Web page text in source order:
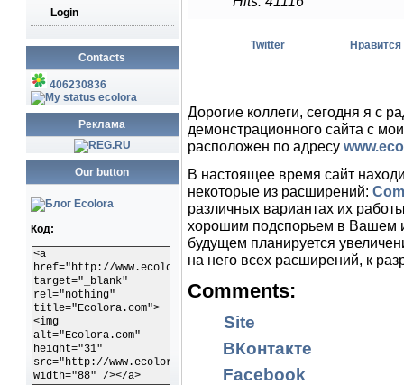
Login
Contacts
406230836
ecolora
Реклама
Our button
Код:
<a
href="http://www.ecolora.com"
target="_blank"
rel="nothing"
title="Ecolora.com">
<img
alt="Ecolora.com"
height="31"
src="http://www.ecolora.com/images/ecoloracom.gif"
width="88" /></a>
Twitter Нравится
Дорогие коллеги, сегодня я с
демонстрационного сайта с
расположен по адресу
В настоящее время сайт
некоторые из расширений:
различных вариантах их
хорошим подспорьем в Вашем
будущем планируется
на него всех расширений, к
Comments:
Site
ВКонтакте
Facebook